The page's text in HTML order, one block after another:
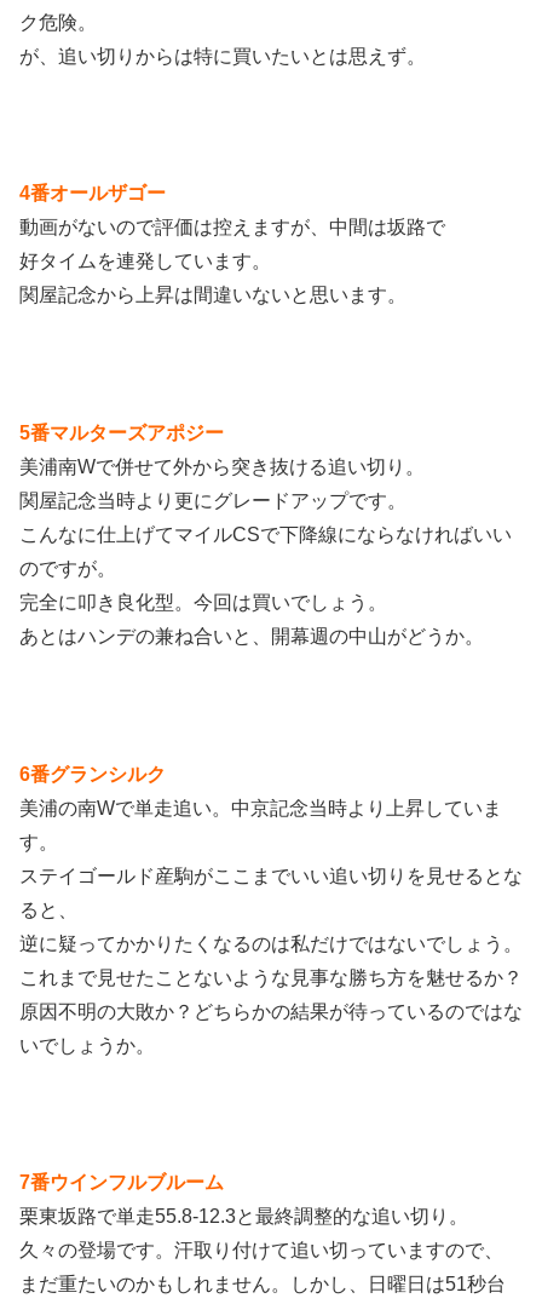
ク危険。
が、追い切りからは特に買いたいとは思えず。
4番オールザゴー
動画がないので評価は控えますが、中間は坂路で
好タイムを連発しています。
関屋記念から上昇は間違いないと思います。
5番マルターズアポジー
美浦南Wで併せて外から突き抜ける追い切り。
関屋記念当時より更にグレードアップです。
こんなに仕上げてマイルCSで下降線にならなければいい
のですが。
完全に叩き良化型。今回は買いでしょう。
あとはハンデの兼ね合いと、開幕週の中山がどうか。
6番グランシルク
美浦の南Wで単走追い。中京記念当時より上昇していま
す。
ステイゴールド産駒がここまでいい追い切りを見せるとな
ると、
逆に疑ってかかりたくなるのは私だけではないでしょう。
これまで見せたことないような見事な勝ち方を魅せるか？
原因不明の大敗か？どちらかの結果が待っているのではな
いでしょうか。
7番ウインフルブルーム
栗東坂路で単走55.8-12.3と最終調整的な追い切り。
久々の登場です。汗取り付けて追い切っていますので、
まだ重たいのかもしれません。しかし、日曜日は51秒台